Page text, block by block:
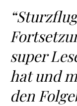
super
hat und
den